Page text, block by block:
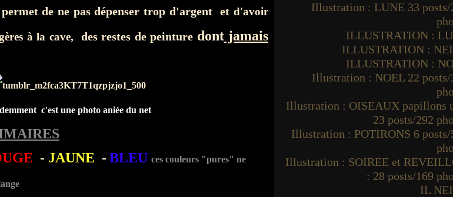
de ne pas dépenser trop d'argent etd'avoir
à la cave, des restes de peinture dontjamais
c'est une photo aniée du net
- JAUNE -BLEU ces couleurs "pures" ne
Illustration : LUNE 33 posts/
ILLUSTRATION :
ILLUSTRATION :
ILLUSTRATION :
Illustration : NOEL 22 posts/
Illustration : OISEAUX papillons
23 posts/292
Illustration : POTIRONS 6 posts/
Illustration : SOIREE et
: 28 posts/169
IL